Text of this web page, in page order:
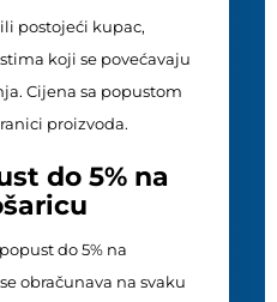
postojeći kupac,
koji se povećavaju
Cijena sa popustom
proizvoda.
do 5% na
do 5% na
obračunava na svaku